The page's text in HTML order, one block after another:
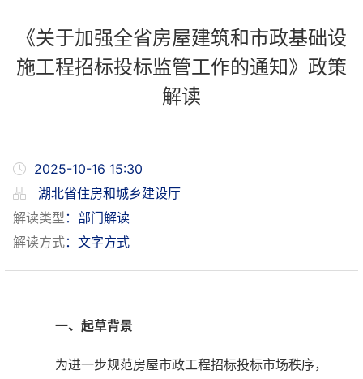
《关于加强全省房屋建筑和市政基础设
施工程招标投标监管工作的通知》政策
解读
2025-10-16 15:30
湖北省住房和城乡建设厅
解读类型 ：部门解读
解读方式：文字方式
一、起草背景
为进一步规范房屋市政工程招标投标市场秩序，